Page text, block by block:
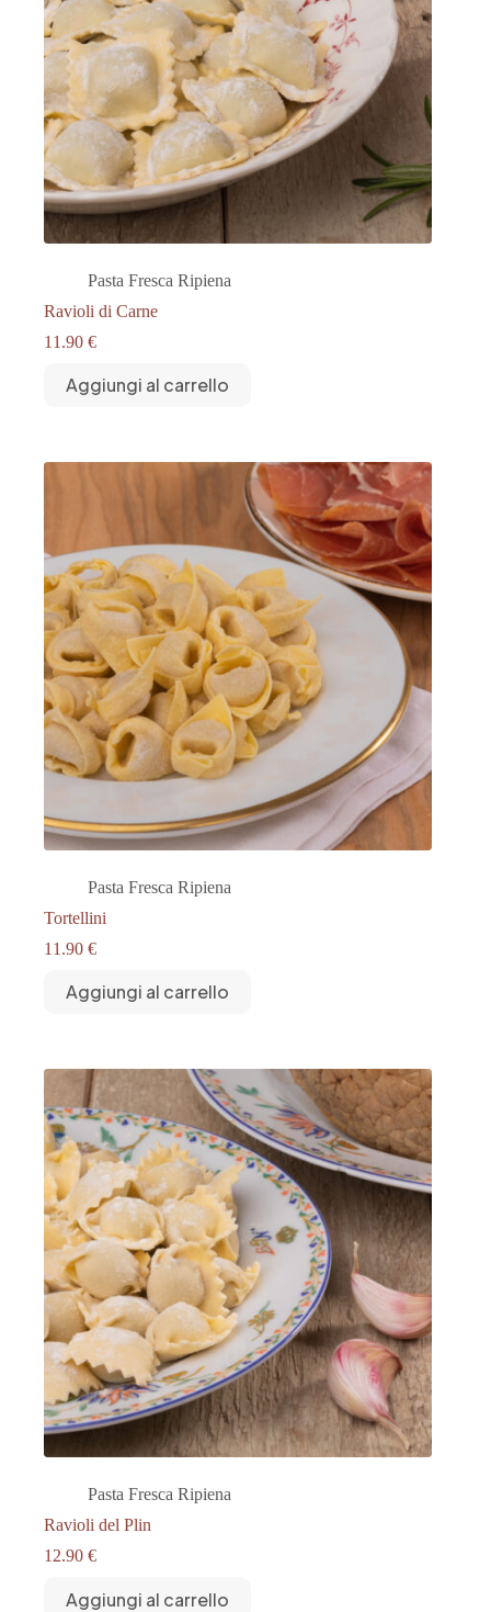
Pasta Fresca Ripiena
Ravioli di Carne
11.90 €
Aggiungi al carrello
Pasta Fresca Ripiena
Tortellini
11.90 €
Aggiungi al carrello
Pasta Fresca Ripiena
Ravioli del Plin
12.90 €
Aggiungi al carrello